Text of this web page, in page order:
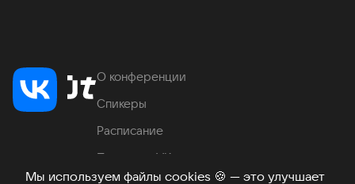
Мы используем файлы cookies 🍪 — это улучшает
О конференции
Спикеры
Расписание
Продукты VK